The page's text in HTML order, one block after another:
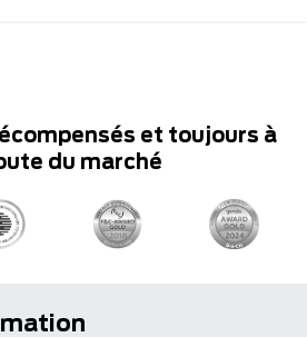
et toujours à
du marché